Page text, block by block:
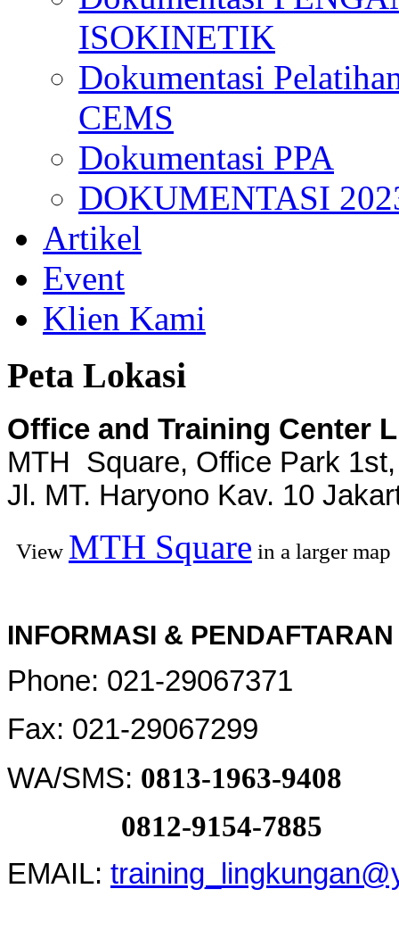
ISOKINETIK
Dokumentasi
CEMS
Dokumentasi PPA
DOKUMENTASI
Artikel
Event
Klien Kami
Peta Lokasi
Office and Training Center
MTH Square, Office Park
Jl. MT. Haryono Kav. 10
View MTH Square in a larger map
INFORMASI &
Phone: 021-29067371
Fax: 021-29067299
WA/SMS: 0813-1963-9408
0812-9154-7885
EMAIL: